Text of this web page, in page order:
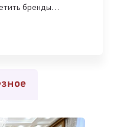
бренды…